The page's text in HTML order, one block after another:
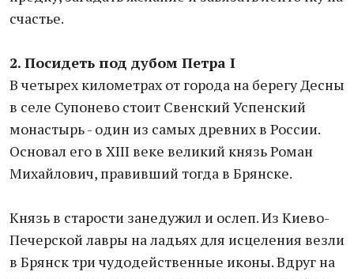
счастье.
2. Посидеть под дубом Петра I
В четырех километрах от города на берегу Десны
в селе Супонево стоит Свенский Успенский
монастырь - один из самых древних в России.
Основал его в XIII веке великий князь Роман
Михайлович, правивший тогда в Брянске.
Князь в старости занедужил и ослеп. Из Киево-
Печерской лавры на ладьях для исцеления везли
в Брянск три чудодейственные иконы. Вдруг на